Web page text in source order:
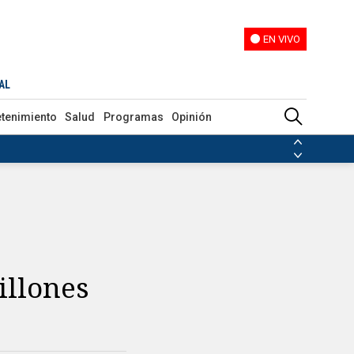
EN VIVO
Salud Programas Opinión
de las FARC